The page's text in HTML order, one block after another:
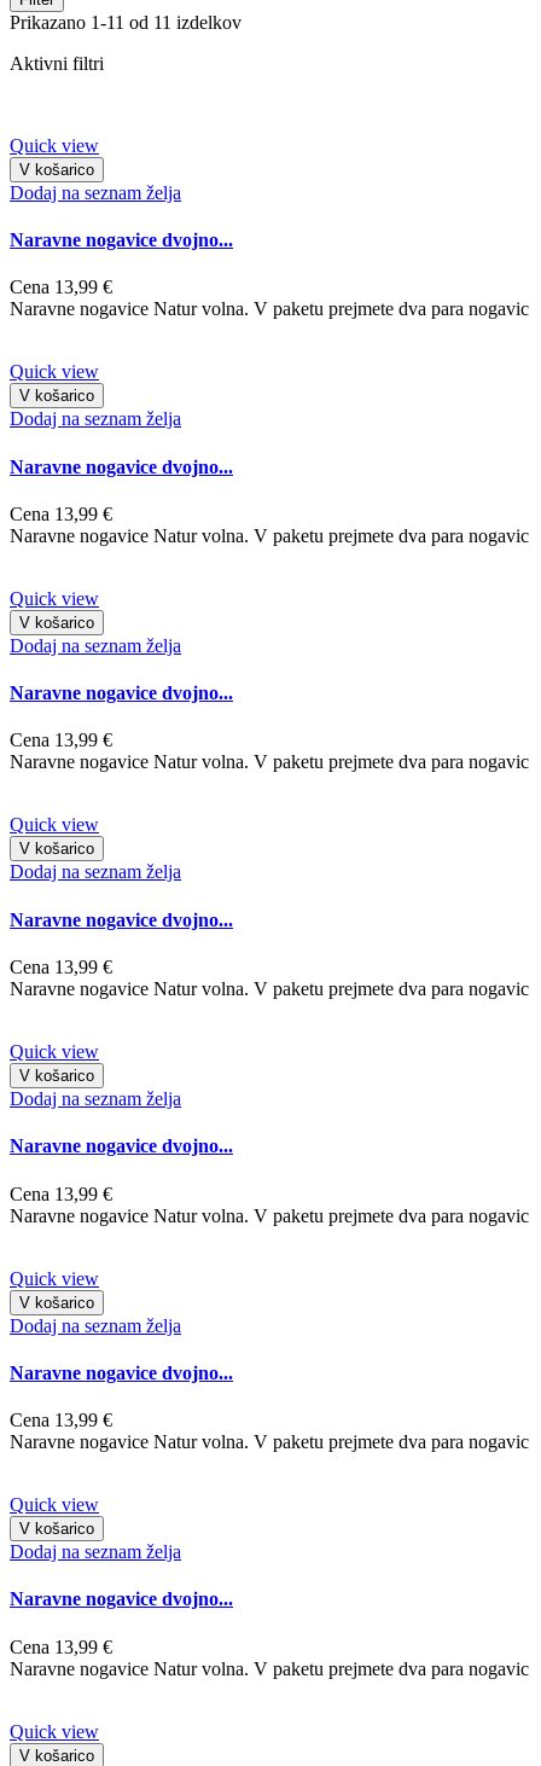
Prikazano 1-11 od 11 izdelkov
Aktivni filtri
Quick view
V košarico
Dodaj na seznam želja
Naravne nogavice dvojno...
Cena 13,99 €
Naravne nogavice Natur volna. V paketu prejmete dva para nogavic
Quick view
V košarico
Dodaj na seznam želja
Naravne nogavice dvojno...
Cena 13,99 €
Naravne nogavice Natur volna. V paketu prejmete dva para nogavic
Quick view
V košarico
Dodaj na seznam želja
Naravne nogavice dvojno...
Cena 13,99 €
Naravne nogavice Natur volna. V paketu prejmete dva para nogavic
Quick view
V košarico
Dodaj na seznam želja
Naravne nogavice dvojno...
Cena 13,99 €
Naravne nogavice Natur volna. V paketu prejmete dva para nogavic
Quick view
V košarico
Dodaj na seznam želja
Naravne nogavice dvojno...
Cena 13,99 €
Naravne nogavice Natur volna. V paketu prejmete dva para nogavic
Quick view
V košarico
Dodaj na seznam želja
Naravne nogavice dvojno...
Cena 13,99 €
Naravne nogavice Natur volna. V paketu prejmete dva para nogavic
Quick view
V košarico
Dodaj na seznam želja
Naravne nogavice dvojno...
Cena 13,99 €
Naravne nogavice Natur volna. V paketu prejmete dva para nogavic
Quick view
V košarico